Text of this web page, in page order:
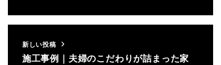
新しい投稿
施工事例｜夫婦のこだわりが詰まった家